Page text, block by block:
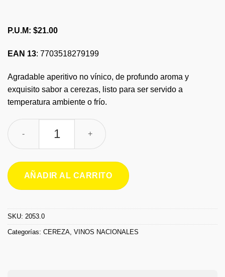
P.U.M: $21.00
EAN 13: 7703518279199
Agradable aperitivo no vínico, de profundo aroma y
exquisito sabor a cerezas, listo para ser servido a
temperatura ambiente o frío.
AP NO VINICO CHERRYNOL 10% x 2000 ml cantidad
AÑADIR AL CARRITO
SKU: 2053.0
Categorías: CEREZA VINOS NACIONALES